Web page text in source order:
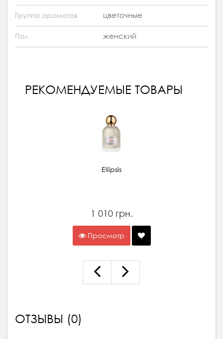
Группа ароматов цветочные
Пол женский
РЕКОМЕНДУЕМЫЕ ТОВАРЫ
Ellipsis
1 010 грн.
Просмотр
ОТЗЫВЫ (0)